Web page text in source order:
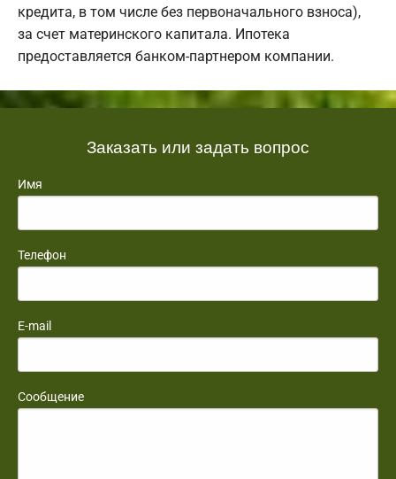
кредита, в том числе без первоначального взноса),
за счет материнского капитала. Ипотека
предоставляется банком-партнером компании.
Заказать или задать вопрос
Имя
Телефон
E-mail
Сообщение